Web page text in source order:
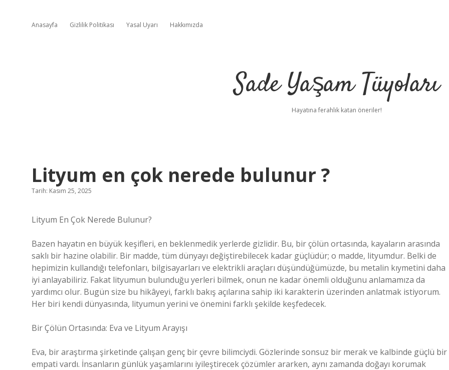
Anasayfa Gizlilik Politikası Yasal Uyarı Hakkımızda
Sade Yaşam Tüyoları
Hayatına ferahlık katan öneriler!
Lityum en çok nerede bulunur ?
Tarih: Kasım 25, 2025
Lityum En Çok Nerede Bulunur?
Bazen hayatın en büyük keşifleri, en beklenmedik yerlerde gizlidir. Bu, bir çölün ortasında, kayaların arasında
saklı bir hazine olabilir. Bir madde, tüm dünyayı değiştirebilecek kadar güçlüdür; o madde, lityumdur. Belki de
hepimizin kullandığı telefonları, bilgisayarları ve elektrikli araçları düşündüğümüzde, bu metalin kıymetini daha
iyi anlayabiliriz. Fakat lityumun bulunduğu yerleri bilmek, onun ne kadar önemli olduğunu anlamamıza da
yardımcı olur. Bugün size bu hikâyeyi, farklı bakış açılarına sahip iki karakterin üzerinden anlatmak istiyorum.
Her biri kendi dünyasında, lityumun yerini ve önemini farklı şekilde keşfedecek.
Bir Çölün Ortasında: Eva ve Lityum Arayışı
Eva, bir araştırma şirketinde çalışan genç bir çevre bilimciydi. Gözlerinde sonsuz bir merak ve kalbinde güçlü bir
empati vardı. İnsanların günlük yaşamlarını iyileştirecek çözümler ararken, aynı zamanda doğayı korumak